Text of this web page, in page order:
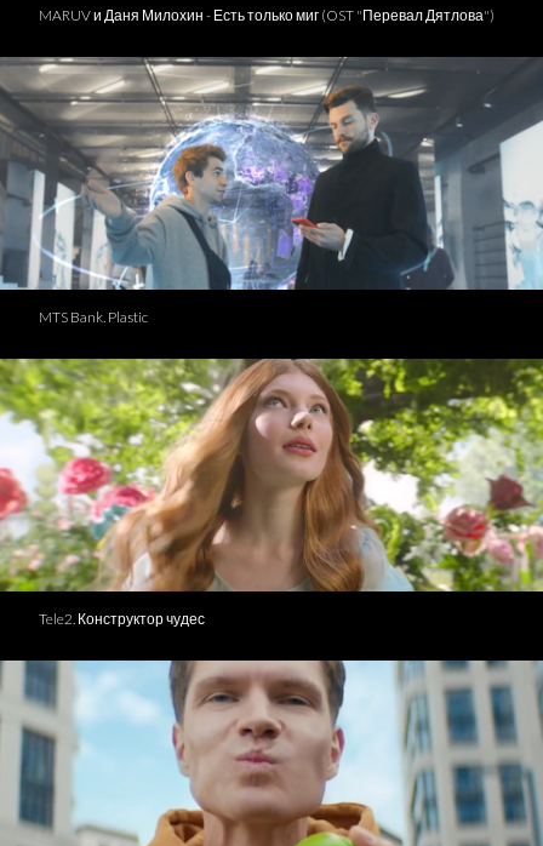
MARUV и Даня Милохин - Есть только миг (OST "Перевал Дятлова")
MTS Bank. Plastic
Tele2. Конструктор чудес